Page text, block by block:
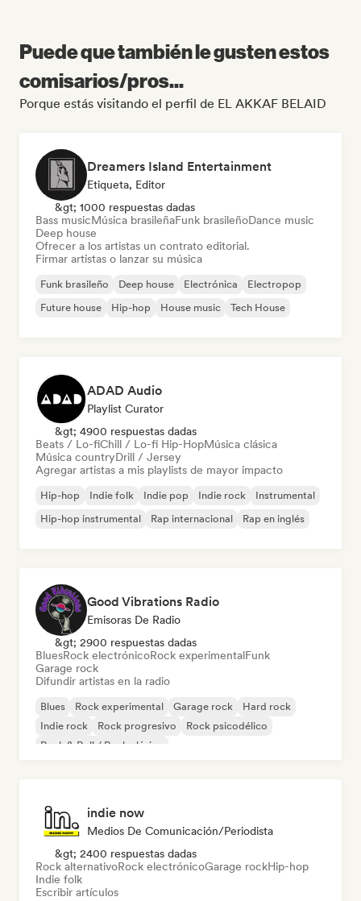
Puede que también le gusten estos
comisarios/pros...
Porque estás visitando el perfil de EL AKKAF BELAID
Dreamers Island Entertainment
Etiqueta, Editor
&gt; 1000 respuestas dadas
Bass musicMúsica brasileñaFunk brasileñoDance music
Deep house
Ofrecer a los artistas un contrato editorial.
Firmar artistas o lanzar su música
Funk brasileño Deep house Electrónica
Electropop
Future house
Hip-hop House music Tech House
ADAD Audio
Playlist Curator
&gt; 4900 respuestas dadas
Beats / Lo-fiChill / Lo-fi Hip-HopMúsica clásica
Música countryDrill / Jersey
Agregar artistas a mis playlists de mayor impacto
Hip-hop Indie folk Indie pop Indie rock
Instrumental
Hip-hop instrumental
Rap internacional Rap en inglés
Good Vibrations Radio
Emisoras De Radio
&gt; 2900 respuestas dadas
BluesRock electrónicoRock experimentalFunk
Garage rock
Difundir artistas en la radio
Blues Rock experimental Garage rock
Hard rock
Indie rock
Rock progresivo
Rock psicodélico
Rock & Roll / Rock clásico
indie now
Medios De Comunicación/Periodista
&gt; 2400 respuestas dadas
Rock alternativoRock electrónicoGarage rockHip-hop
Indie folk
Escribir artículos